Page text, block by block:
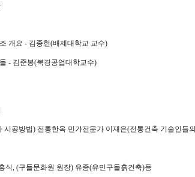
개요 - 김종헌(배제대학교 교수)
- 김준봉(북경공업대학교수)
시공방법) 전통한옥 민가전문가 이재은(전통건축 기술인들
식, (구들문화원 원장) 유종(유민구들흙건축)등